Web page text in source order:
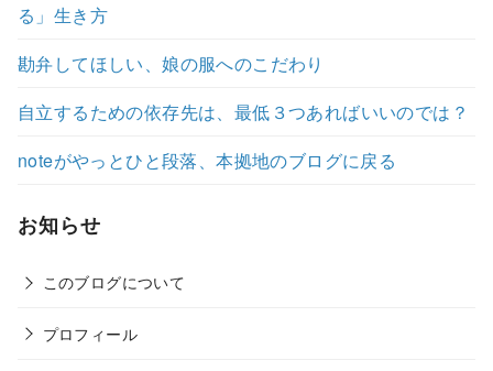
る」生き方
勘弁してほしい、娘の服へのこだわり
自立するための依存先は、最低３つあればいいのでは？
noteがやっとひと段落、本拠地のブログに戻る
お知らせ
このブログについて
プロフィール